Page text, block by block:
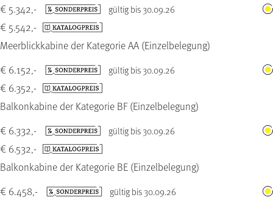
Meerblickkabine der Kategorie AA (Einzelbelegung)
€ 5.342,- gültig bis 30.09.26
€ 5.542,-
Balkonkabine der Kategorie BF (Einzelbelegung)
€ 6.152,- gültig bis 30.09.26
€ 6.352,-
Balkonkabine der Kategorie BE (Einzelbelegung)
€ 6.332,- gültig bis 30.09.26
€ 6.532,-
€ 6.458,- gültig bis 30.09.26